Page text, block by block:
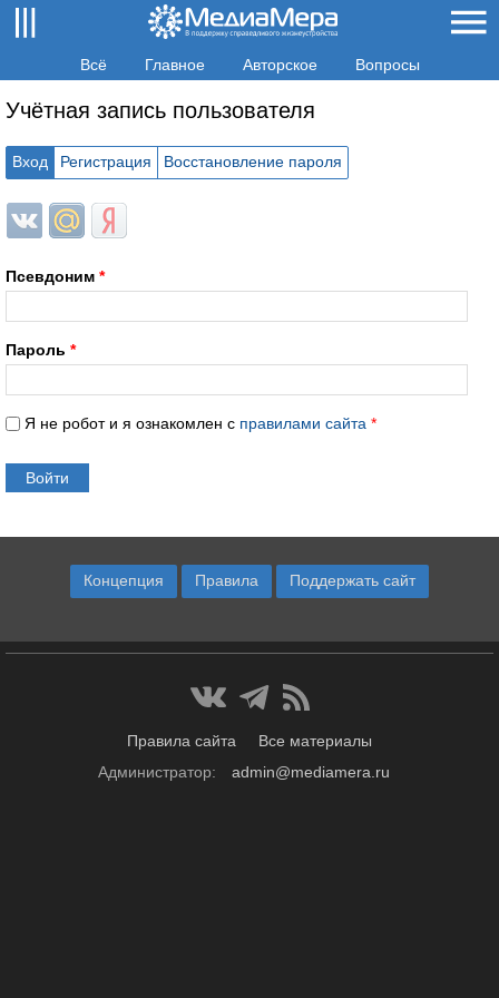
Всё Главное Авторское Вопросы
Учётная запись пользователя
Вход Регистрация Восстановление пароля
Login with ВКонтакте
Login with Mail.ru
Login with Яндекс
Псевдоним *
Пароль *
Я не робот и я ознакомлен с правилами сайта *
Концепция Правила Поддержать сайт
Правила сайта
Все материалы
Администратор:
admin@mediamera.ru